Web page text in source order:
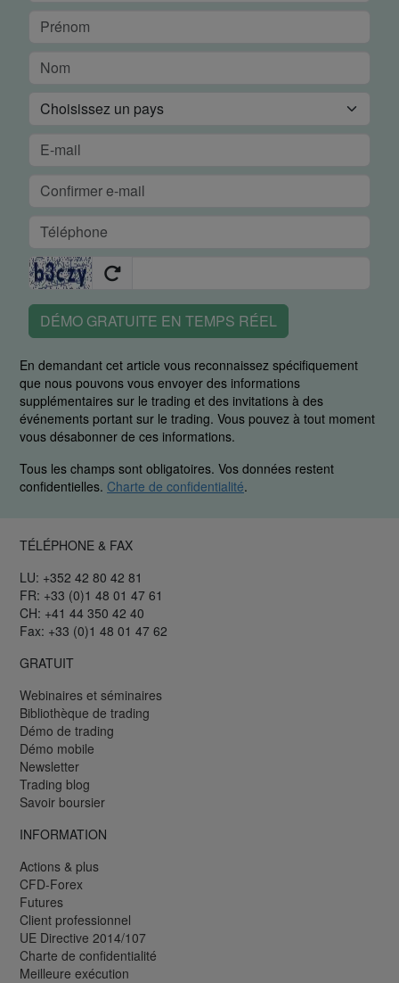
DÉMO GRATUITE EN TEMPS RÉEL
En demandant cet article vous reconnaissez spécifiquement
que nous pouvons vous envoyer des informations
supplémentaires sur le trading et des invitations à des
événements portant sur le trading. Vous pouvez à tout moment
vous désabonner de ces informations.
Tous les champs sont obligatoires. Vos données restent
confidentielles. Charte de confidentialité.
TÉLÉPHONE & FAX
LU: +352 42 80 42 81
FR: +33 (0)1 48 01 47 61
CH: +41 44 350 42 40
Fax: +33 (0)1 48 01 47 62
GRATUIT
Webinaires et séminaires
Bibliothèque de trading
Démo de trading
Démo mobile
Newsletter
Trading blog
Savoir boursier
INFORMATION
Actions & plus
CFD-Forex
Futures
Client professionnel
UE Directive 2014/107
Charte de confidentialité
Meilleure exécution